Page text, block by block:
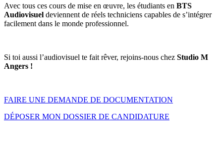
Avec tous ces cours de mise en œuvre, les étudiants en BTS
Audiovisuel deviennent de réels techniciens capables de s’intégrer
facilement dans le monde professionnel.
Si toi aussi l’audiovisuel te fait rêver, rejoins-nous chez Studio M
Angers !
FAIRE UNE DEMANDE DE DOCUMENTATION
DÉPOSER MON DOSSIER DE CANDIDATURE